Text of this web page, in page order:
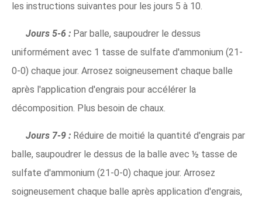
les instructions suivantes pour les jours 5 à 10.
Jours 5-6 : Par balle, saupoudrer le dessus
uniformément avec 1 tasse de sulfate d'ammonium (21-
0-0) chaque jour. Arrosez soigneusement chaque balle
après l'application d'engrais pour accélérer la
décomposition. Plus besoin de chaux.
Jours 7-9 : Réduire de moitié la quantité d'engrais par
balle, saupoudrer le dessus de la balle avec ½ tasse de
sulfate d'ammonium (21-0-0) chaque jour. Arrosez
soigneusement chaque balle après application d'engrais,